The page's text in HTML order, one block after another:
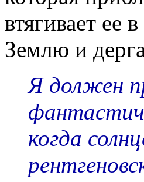
втягивает ее
Землю и
Я должен
когда